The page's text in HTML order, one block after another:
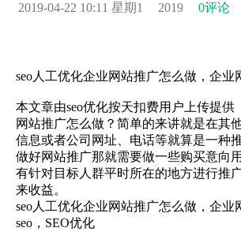
2019-04-22 10:11 星期1 2019 0评论
seo人工优化企业网站推广怎么做，企业
本文章由seo优化按天扣费用户上传提供
网站推广怎么做？简单的来讲就是在其
信息或者公司网址、电话等就算是一种
做好网站推广那就需要做一些购买意向
有针对目标人群平时所在的地方进行推
来收益。
seo人工优化企业网站推广怎么做，企业
seo，SEO优化